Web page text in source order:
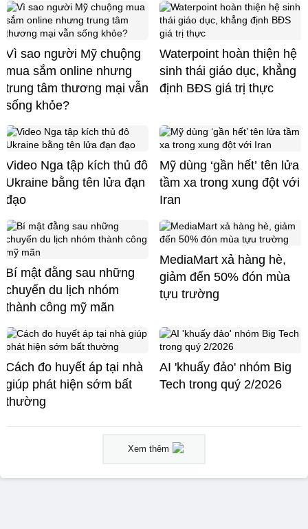
Vì sao người Mỹ chuộng
mua sắm online nhưng
trung tâm thương mại vẫn
sống khỏe?
Waterpoint hoàn thiện hệ
sinh thái giáo dục, khẳng
định BĐS giá trị thực
Video Nga tập kích thủ đô
Ukraine bằng tên lửa đạn
đạo
Mỹ dùng ‘gần hết’ tên lửa
tầm xa trong xung đột với
Iran
Bí mật đằng sau những
chuyến du lịch nhóm
thành công mỹ mãn
MediaMart xả hàng hè,
giảm đến 50% đón mùa
tựu trường
Cách đo huyết áp tại nhà
giúp phát hiện sớm bất
thường
AI 'khuấy đảo' nhóm Big
Tech trong quý 2/2026
Xem thêm